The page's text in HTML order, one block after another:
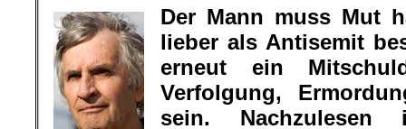
Der Mann muss Mut
lieber als Antisemit
erneut ein
Verfolgung,
sein.